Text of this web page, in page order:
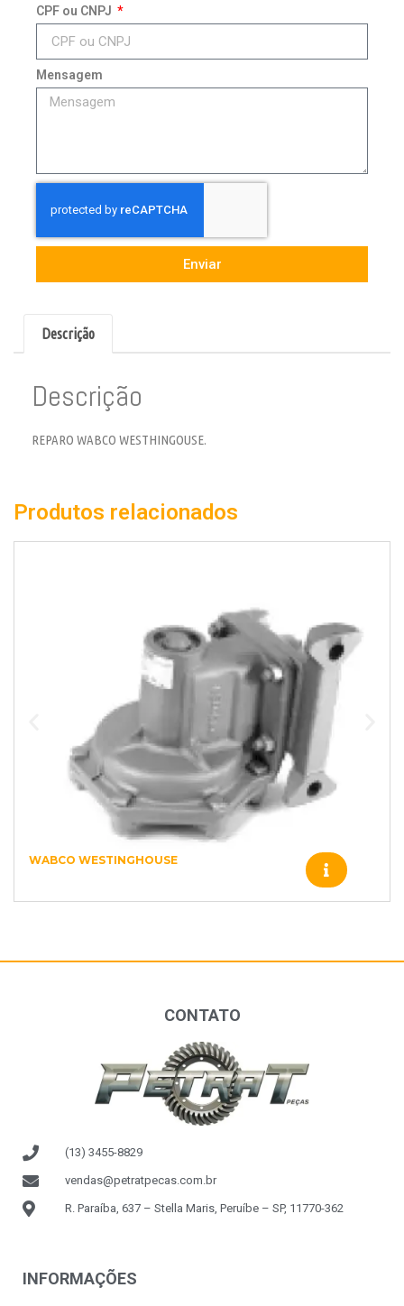
CPF ou CNPJ
Mensagem
Enviar
Descrição
Descrição
REPARO WABCO WESTHINGOUSE.
Produtos relacionados
WABCO WESTINGHOUSE
CONTATO
(13) 3455-8829
vendas@petratpecas.com.br
R. Paraíba, 637 – Stella Maris, Peruíbe – SP, 11770-362
INFORMAÇÕES